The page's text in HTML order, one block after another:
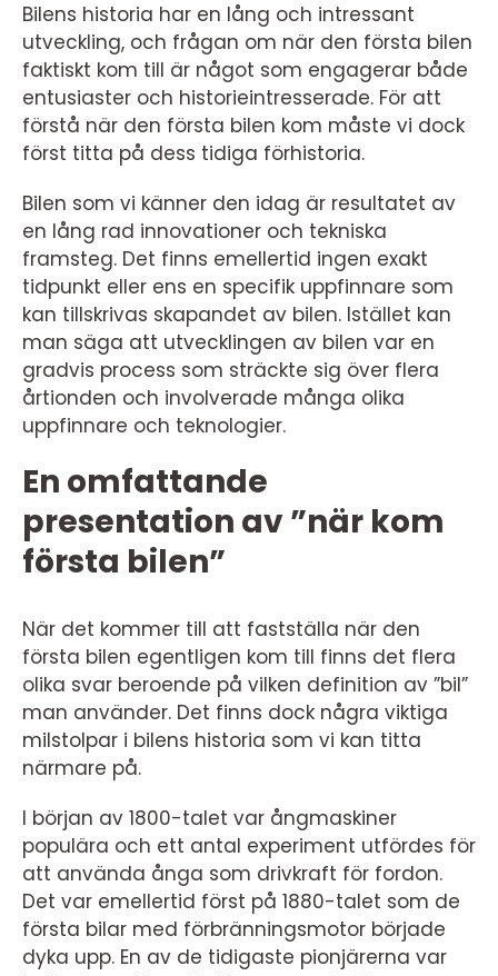
Bilens historia har en lång och intressant
utveckling, och frågan om när den första bilen
faktiskt kom till är något som engagerar både
entusiaster och historieintresserade. För att
förstå när den första bilen kom måste vi dock
först titta på dess tidiga förhistoria.
Bilen som vi känner den idag är resultatet av
en lång rad innovationer och tekniska
framsteg. Det finns emellertid ingen exakt
tidpunkt eller ens en specifik uppfinnare som
kan tillskrivas skapandet av bilen. Istället kan
man säga att utvecklingen av bilen var en
gradvis process som sträckte sig över flera
årtionden och involverade många olika
uppfinnare och teknologier.
En omfattande
presentation av ”när kom
första bilen”
När det kommer till att fastställa när den
första bilen egentligen kom till finns det flera
olika svar beroende på vilken definition av ”bil”
man använder. Det finns dock några viktiga
milstolpar i bilens historia som vi kan titta
närmare på.
I början av 1800-talet var ångmaskiner
populära och ett antal experiment utfördes för
att använda ånga som drivkraft för fordon.
Det var emellertid först på 1880-talet som de
första bilar med förbränningsmotor började
dyka upp. En av de tidigaste pionjärerna var